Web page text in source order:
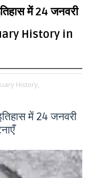
में 24 जनवरी
History in
History,
में 24 जनवरी